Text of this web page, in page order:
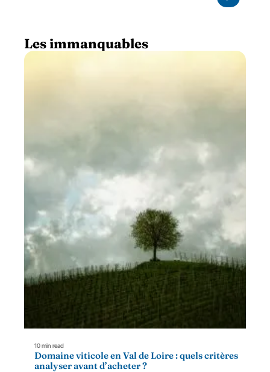
Les immanquables
10 min read
Domaine viticole en Val de Loire : quels critères
analyser avant d’acheter ?